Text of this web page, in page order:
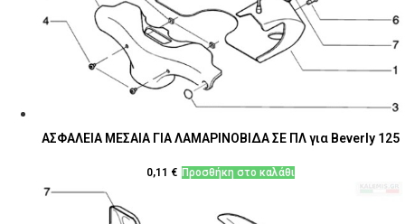
ΑΣΦΑΛΕΙΑ ΜΕΣΑΙΑ ΓΙΑ ΛΑΜΑΡΙΝΟΒΙΔΑ ΣΕ ΠΛ για Beverly 125
0,11 € Προσθήκη στο καλάθι